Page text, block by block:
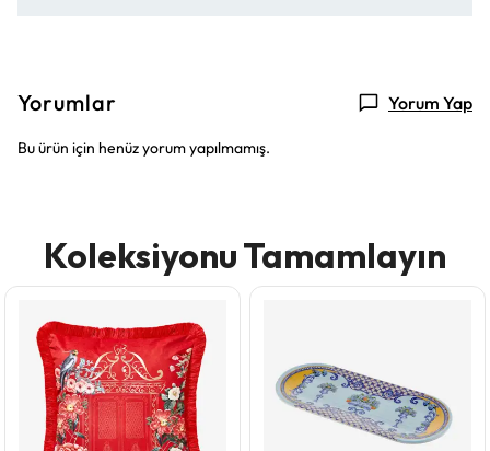
Yorumlar Yorum Yap
Bu ürün için henüz yorum yapılmamış.
Koleksiyonu Tamamlayın